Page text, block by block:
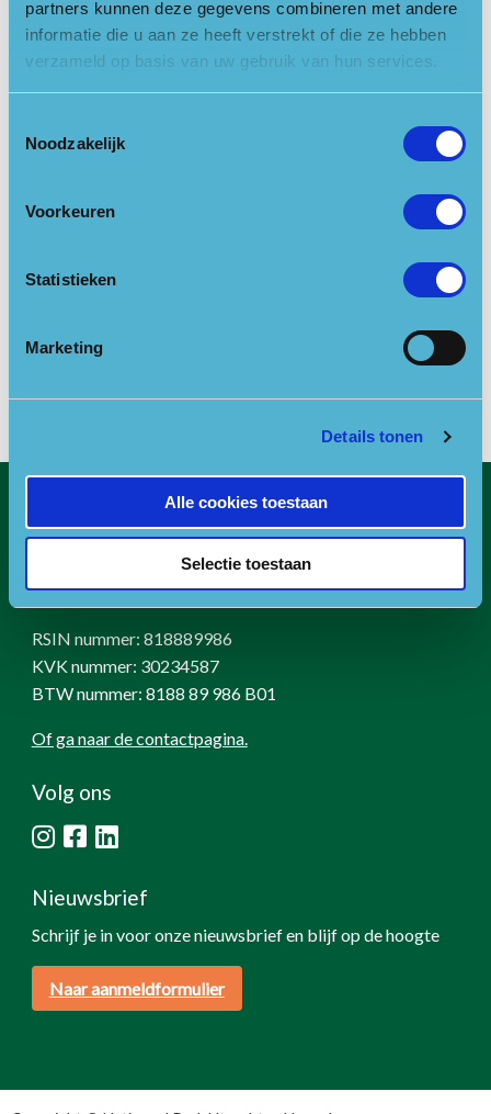
partners kunnen deze gegevens combineren met andere
informatie die u aan ze heeft verstrekt of die ze hebben
verzameld op basis van uw gebruik van hun services.
Noodzakelijk
Voorkeuren
Statistieken
Marketing
Details tonen
Alle cookies toestaan
Selectie toestaan
tocht duurt ongeveer 1 uur. Op de
website van Utrechts
kun je zelf aangeven in welk half uur je wilt starten.
Aanmelden voor deze activiteit kan via de
Website
Contact
T:0318-240035
RSIN nummer: 818889986
KVK nummer: 30234587
BTW nummer: 8188 89 986 B01
Of ga naar de contactpagina.
Volg ons
Nieuwsbrief
Schrijf je in voor onze nieuwsbrief en blijf op de hoogte
Naar aanmeldformulier